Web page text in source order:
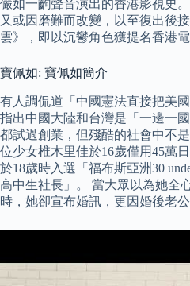
儼如一齣聲音演出的香港影視史
又或因磨難而改變，以至復出後
雲》，即以沉鬱角色獲提名香港
寶佩如: 寶佩如簡介
有人調侃道「中國憲法直接把美
指出中國大陸和台灣是「一邊一
都試過創業，但殘酷的社會中不
位少女椎木里佳於16歲僅用45萬
於18歲時入選「福布斯亞洲30
高中生社長」。 當大眾以為她全
時，她卻宣布婚訊，更因婚後老